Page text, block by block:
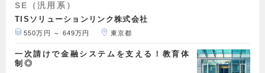
SE（汎用系）
TISソリューションリンク株式会社
550万円 ～ 649万円 東京都
一次請けで金融システムを支える！教育体
制◎